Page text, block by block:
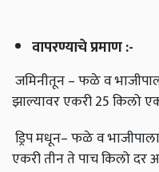
वापरण्याचे प्रमाण:-
जमिनीतून–फळे व
झाल्यावर एकरी 25 किलो
ड्रिप मधून–फळे व
एकरी तीन ते पाच किलो दर